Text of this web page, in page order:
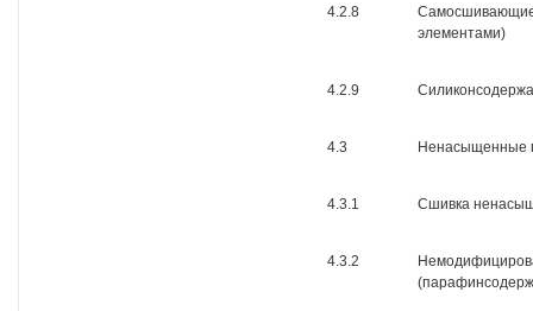
4.2.8
элементами)
4.2.9
4.3 Ненасыщенные
4.3.1 Сшивка
4.3.2